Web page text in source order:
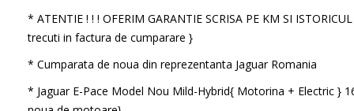
* ATENTIE ! ! ! OFERIM GARANTIE SCRISA PE KM SI
trecuti in factura de cumparare }
* Cumparata de noua din reprezentanta Jaguar Romania
* Jaguar E-Pace Model Nou Mild-Hybrid{ Motorina + Electric }